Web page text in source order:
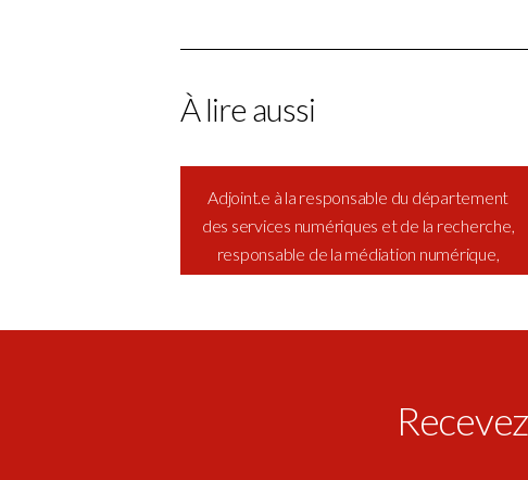
À lire aussi
Adjoint.e à la responsable du département
des services numériques et de la recherche,
responsable de la médiation numérique,